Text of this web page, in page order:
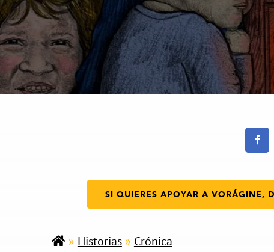
SI QUIERES APOYAR A VORÁGINE,
» Historias» Crónica